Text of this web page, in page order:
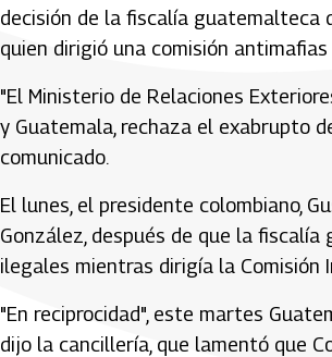
decisión de la fiscalía guatemalteca
quien dirigió una comisión
"El Ministerio de Relaciones
y Guatemala, rechaza el exabrupto
comunicado.
El lunes, el presidente colombiano,
González, después de que la
ilegales mientras dirigía la Comisión
"En reciprocidad", este martes
dijo la cancillería, que lamentó que